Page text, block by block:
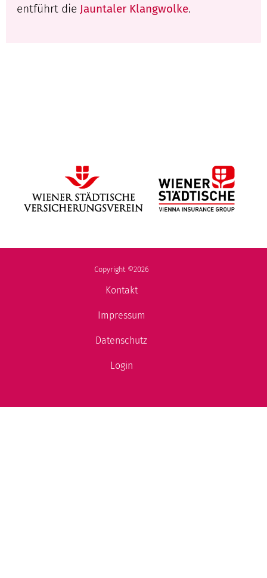
entführt die Jauntaler Klangwolke.
Copyright ©2026
Kontakt
Impressum
Datenschutz
Login